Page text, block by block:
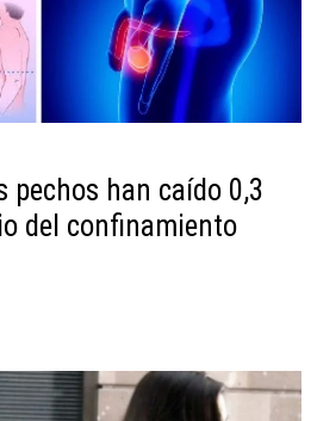
pechos han caído 0,3
del confinamiento